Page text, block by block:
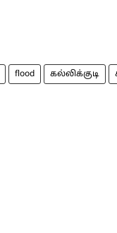
flood கல்லிக்குடி